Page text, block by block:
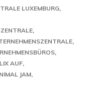
LUXEMBURG
AUF
JAM